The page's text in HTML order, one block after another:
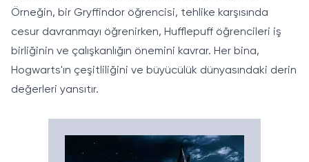
Örneğin, bir Gryffindor öğrencisi, tehlike karşısında
cesur davranmayı öğrenirken, Hufflepuff öğrencileri iş
birliğinin ve çalışkanlığın önemini kavrar. Her bina,
Hogwarts'ın çeşitliliğini ve büyücülük dünyasındaki derin
değerleri yansıtır.